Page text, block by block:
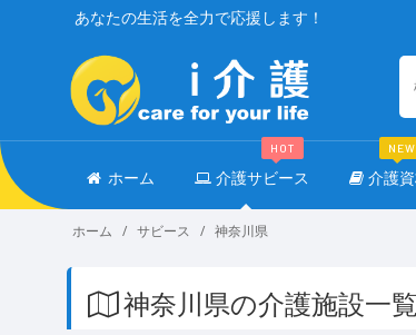
あなたの生活を全力で応援します！
ホーム 介護サビース
HOT
介護
NEW
ホーム サビース 神奈川県
神奈川県の介護施設一覧